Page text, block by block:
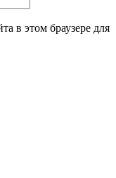
в этом браузере для